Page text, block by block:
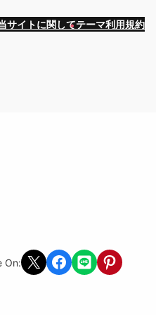
サイトに関してテーマ利用規約
On: Share on X Share on Facebook
Share on LINEShare on